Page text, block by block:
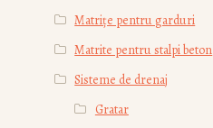
Matrițe pentru garduri
Matrite pentru stalpi beton
Sisteme de drenaj
Gratar